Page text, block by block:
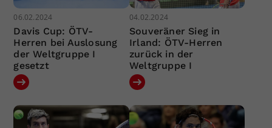
06.02.2024
Davis Cup: ÖTV-
Herren bei Auslosung
der Weltgruppe I
gesetzt
04.02.2024
Souveräner Sieg in
Irland: ÖTV-Herren
zurück in der
Weltgruppe I